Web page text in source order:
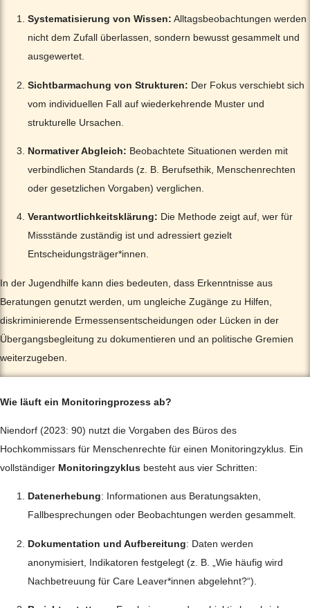
Systematisierung von Wissen: Alltagsbeobachtungen werden
nicht dem Zufall überlassen, sondern bewusst gesammelt und
ausgewertet.
Sichtbarmachung von Strukturen: Der Fokus verschiebt sich
vom individuellen Fall auf wiederkehrende Muster und
strukturelle Ursachen.
Normativer Abgleich: Beobachtete Situationen werden mit
verbindlichen Standards (z. B. Berufsethik, Menschenrechten
oder gesetzlichen Vorgaben) verglichen.
Verantwortlichkeitsklärung: Die Methode zeigt auf, wer für
Missstände zuständig ist und adressiert gezielt
Entscheidungsträger*innen.
In der Jugendhilfe kann dies bedeuten, dass Erkenntnisse aus
Beratungen genutzt werden, um ungleiche Zugänge zu Hilfen,
diskriminierende Ermessensentscheidungen oder Lücken in der
Übergangsbegleitung zu dokumentieren und an politische Gremien
weiterzugeben.
Wie läuft ein Monitoringprozess ab?
Niendorf (2023: 90) nutzt die Vorgaben des Büros des
Hochkommissars für Menschenrechte für einen Monitoringzyklus. Ein
vollständiger Monitoringzyklus besteht aus vier Schritten:
Datenerhebung: Informationen aus Beratungsakten,
Fallbesprechungen oder Beobachtungen werden gesammelt.
Dokumentation und Aufbereitung: Daten werden
anonymisiert, Indikatoren festgelegt (z. B. „Wie häufig wird
Nachbetreuung für Care Leaver*innen abgelehnt?“).